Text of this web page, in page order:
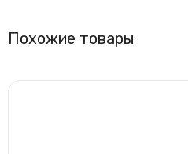
Похожие товары